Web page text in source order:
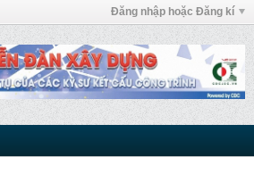
Đăng nhập hoặc Đăng kí